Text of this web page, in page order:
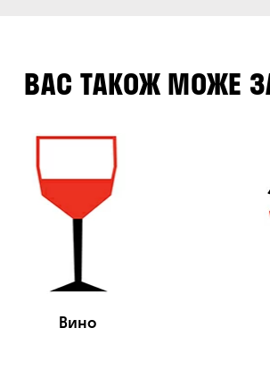
ВАС ТАКОЖ МОЖЕ
Вино